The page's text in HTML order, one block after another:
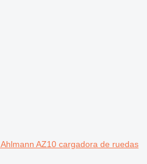
Ahlmann AZ10 cargadora de ruedas